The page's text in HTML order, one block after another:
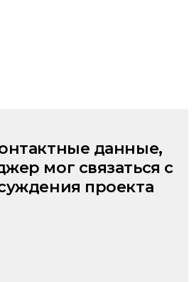
данные,
мог связаться с
проекта